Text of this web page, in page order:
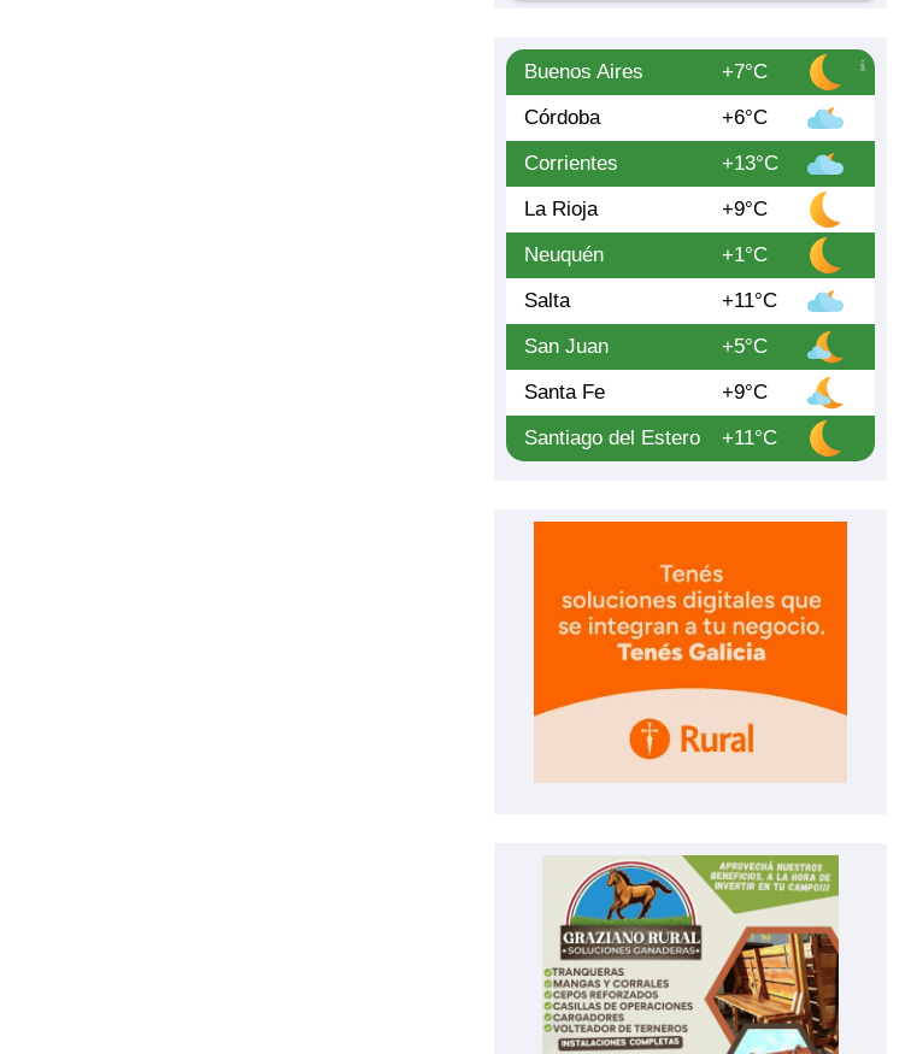
Buenos Aires
+7°C
Córdoba
+6°C
Corrientes
+13°C
La Rioja
+9°C
Neuquén
+1°C
Salta
+11°C
San Juan
+5°C
Santa Fe
+9°C
Santiago del Estero
+11°C